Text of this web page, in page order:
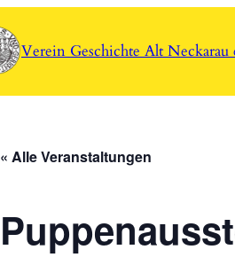
Verein Geschichte Alt Neckarau
« Alle Veranstaltungen